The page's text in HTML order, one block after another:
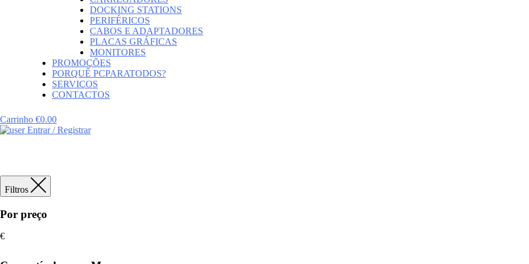
DOCKING STATIONS
PERIFÉRICOS
CABOS E ADAPTADORES
PLACAS GRÁFICAS
MONITORES
PROMOÇÕES
PORQUÊ PCPARATODOS?
SERVIÇOS
CONTACTOS
Carrinho €0.00
Entrar / Registrar
Filtros
Por preço
€